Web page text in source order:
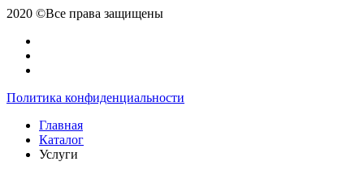
2020 ©Все права защищены
Политика конфиденциальности
Главная
Каталог
Услуги